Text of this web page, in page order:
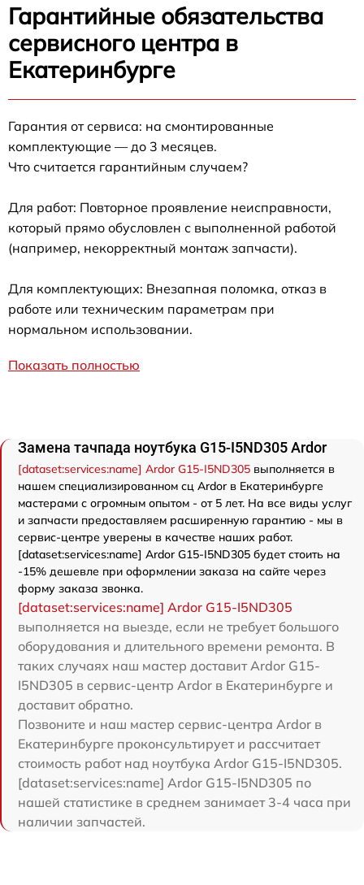
Гарантийные обязательства
сервисного центра в
Екатеринбурге
Гарантия от сервиса: на смонтированные
комплектующие — до 3 месяцев.
Что считается гарантийным случаем?
Для работ: Повторное проявление неисправности,
который прямо обусловлен с выполненной работой
(например, некорректный монтаж запчасти).
Для комплектующих: Внезапная поломка, отказ в
работе или техническим параметрам при
нормальном использовании.
Показать полностью
Замена тачпада ноутбука G15-I5ND305 Ardor
[dataset:services:name] Ardor G15-I5ND305 выполняется в
нашем специализированном сц Ardor в Екатеринбурге
мастерами с огромным опытом - от 5 лет. На все виды услуг
и запчасти предоставляем расширенную гарантию - мы в
сервис-центре уверены в качестве наших работ.
[dataset:services:name] Ardor G15-I5ND305 будет стоить на
-15% дешевле при оформлении заказа на сайте через
форму заказа звонка.
[dataset:services:name] Ardor G15-I5ND305
выполняется на выезде, если не требует большого
оборудования и длительного времени ремонта. В
таких случаях наш мастер доставит Ardor G15-
I5ND305 в сервис-центр Ardor в Екатеринбурге и
доставит обратно.
Позвоните и наш мастер сервис-центра Ardor в
Екатеринбурге проконсультирует и рассчитает
стоимость работ над ноутбука Ardor G15-I5ND305.
[dataset:services:name] Ardor G15-I5ND305 по
нашей статистике в среднем занимает 3-4 часа при
наличии запчастей.